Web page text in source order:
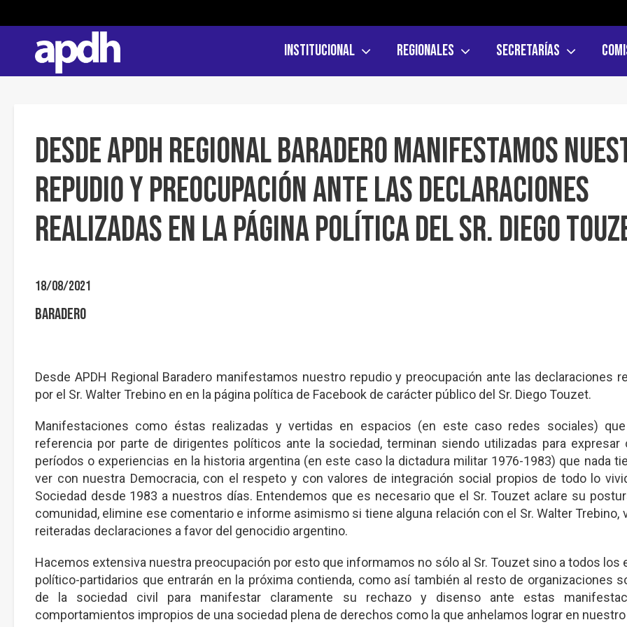
Institucional Regionales Secretarías
Desde APDH Regional Baradero manifestamos
repudio y preocupación ante las declaraciones
realizadas en la página política del Sr. Diego
18/08/2021
Baradero
Desde APDH Regional Baradero manifestamos nuestro repudio y preocupación ante las declaraciones
por el Sr. Walter Trebino en en la página política de Facebook de carácter público del Sr. Diego Touzet.
Manifestaciones como éstas realizadas y vertidas en espacios (en este caso redes sociales)
referencia por parte de dirigentes políticos ante la sociedad, terminan siendo utilizadas para expresar
períodos o experiencias en la historia argentina (en este caso la dictadura militar 1976-1983) que nada
ver con nuestra Democracia, con el respeto y con valores de integración social propios de todo lo
Sociedad desde 1983 a nuestros días. Entendemos que es necesario que el Sr. Touzet aclare su
comunidad, elimine ese comentario e informe asimismo si tiene alguna relación con el Sr. Walter Trebino,
reiteradas declaraciones a favor del genocidio argentino.
Hacemos extensiva nuestra preocupación por esto que informamos no sólo al Sr. Touzet sino a todos los
político-partidarios que entrarán en la próxima contienda, como así también al resto de organizaciones
de la sociedad civil para manifestar claramente su rechazo y disenso ante estas
comportamientos impropios de una sociedad plena de derechos como la que anhelamos lograr en nuestro